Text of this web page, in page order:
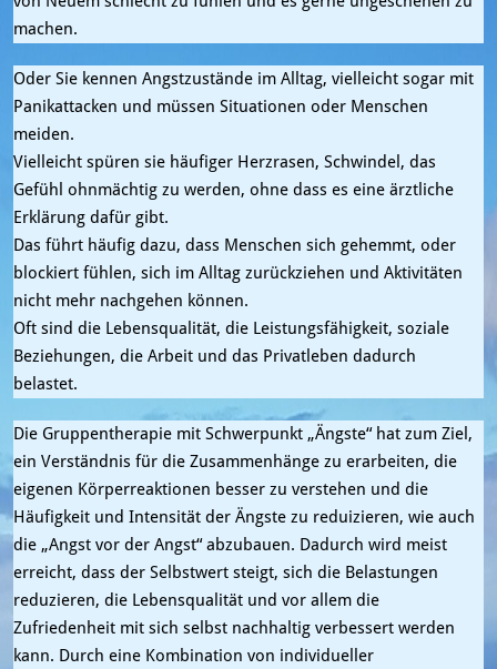
machen.
Oder Sie kennen Angstzustände im Alltag, vielleicht sogar mit
Panikattacken und müssen Situationen oder Menschen
meiden.
Vielleicht spüren sie häufiger Herzrasen, Schwindel, das
Gefühl ohnmächtig zu werden, ohne dass es eine ärztliche
Erklärung dafür gibt.
Das führt häufig dazu, dass Menschen sich gehemmt, oder
blockiert fühlen, sich im Alltag zurückziehen und Aktivitäten
nicht mehr nachgehen können.
Oft sind die Lebensqualität, die Leistungsfähigkeit, soziale
Beziehungen, die Arbeit und das Privatleben dadurch
belastet.
Die Gruppentherapie mit Schwerpunkt „Ängste“ hat zum Ziel,
ein Verständnis für die Zusammenhänge zu erarbeiten, die
eigenen Körperreaktionen besser zu verstehen und die
Häufigkeit und Intensität der Ängste zu reduizieren, wie auch
die „Angst vor der Angst“ abzubauen. Dadurch wird meist
erreicht, dass der Selbstwert steigt, sich die Belastungen
reduzieren, die Lebensqualität und vor allem die
Zufriedenheit mit sich selbst nachhaltig verbessert werden
kann. Durch eine Kombination von individueller